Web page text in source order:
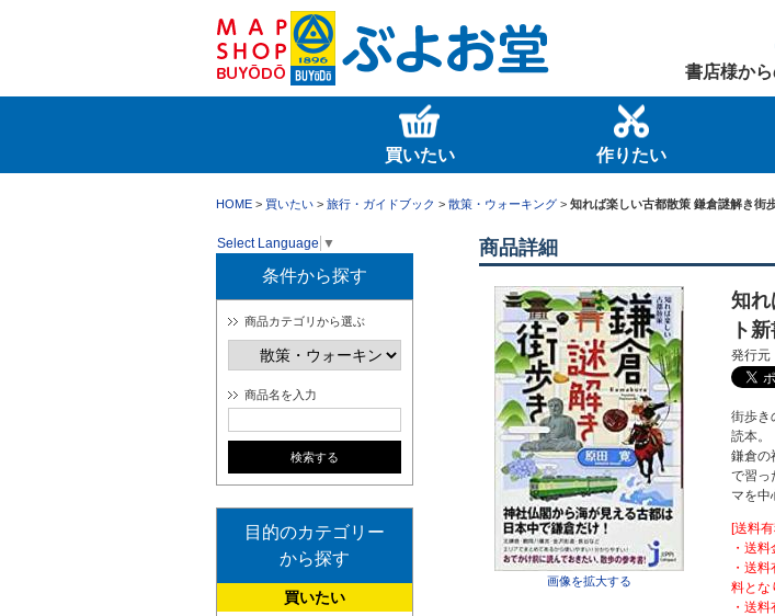
書店様か
買いたい 作りたい
HOME > 買いたい > 旅行・ガイドブック > 散策・ウォーキング > 知れば楽しい古都散策 鎌倉謎解き街
Select Language ▼
条件から探す
商品カテゴリから選ぶ
商品名を入力
目的のカテゴリー
から探す
買いたい
商品詳細
画像を拡大する
知れ
ト
発行
街歩き
読本。
鎌倉の
で習っ
マを中
[送料
・送
・送
料とな
・送